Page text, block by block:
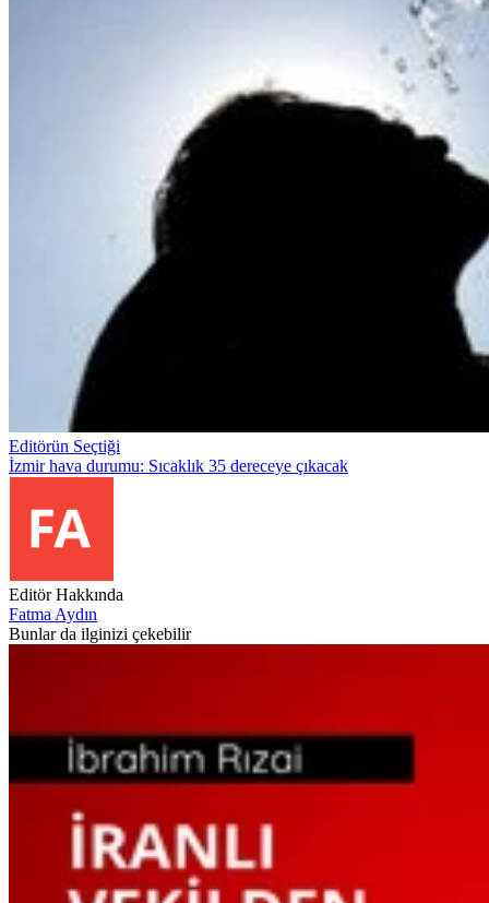
Editörün Seçtiği
İzmir hava durumu: Sıcaklık 35 dereceye çıkacak
Editör Hakkında
Fatma Aydın
Bunlar da ilginizi çekebilir